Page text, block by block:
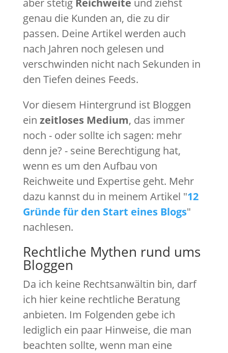
aber stetig Reichweite und ziehst
genau die Kunden an, die zu dir
passen. Deine Artikel werden auch
nach Jahren noch gelesen und
verschwinden nicht nach Sekunden in
den Tiefen deines Feeds.
Vor diesem Hintergrund ist Bloggen
ein zeitloses Medium, das immer
noch - oder sollte ich sagen: mehr
denn je? - seine Berechtigung hat,
wenn es um den Aufbau von
Reichweite und Expertise geht. Mehr
dazu kannst du in meinem Artikel "12
Gründe für den Start eines Blogs"
nachlesen.
Rechtliche Mythen rund ums
Bloggen
Da ich keine Rechtsanwältin bin, darf
ich hier keine rechtliche Beratung
anbieten. Im Folgenden gebe ich
lediglich ein paar Hinweise, die man
beachten sollte, wenn man eine